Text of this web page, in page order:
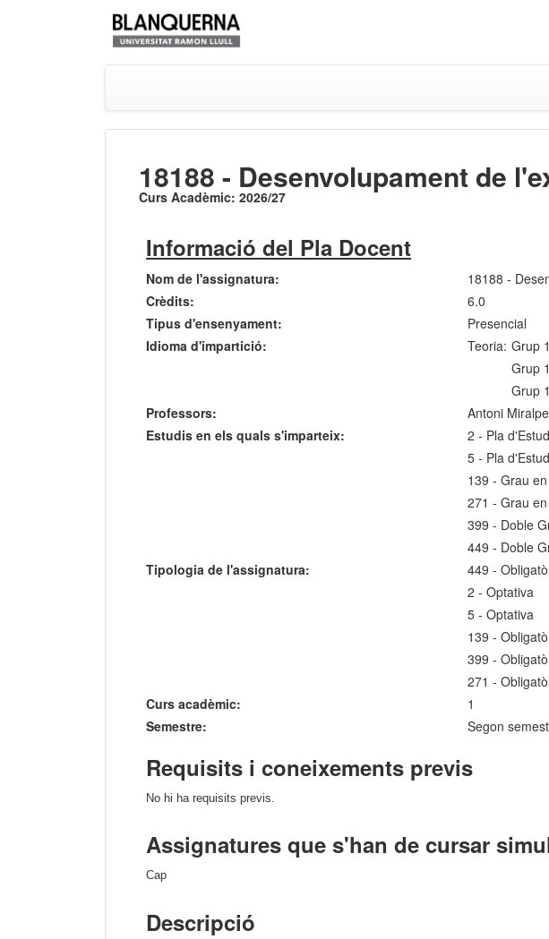
18188 - Desenvolupament de
Curs Acadèmic: 2026/27
Informació del Pla Docent
Nom de l'assignatura:
18188 -
Crèdits:
6.0
Tipus d'ensenyament:
Presencial
Idioma d'impartició:
Teoria: Grup
Grup
Grup
Professors:
Antoni
Estudis en els quals s'imparteix:
2 - Pla
5 - Pla
139 - Grau
271 - Grau
399 - Doble
449 - Doble
Tipologia de l'assignatura:
449 -
2 - Optativa
5 - Optativa
139 -
399 -
271 -
Curs acadèmic:
1
Semestre:
Segon
Requisits i coneixements previs
No hi ha requisits previs.
Assignatures que s'han de cursar
Cap
Descripció